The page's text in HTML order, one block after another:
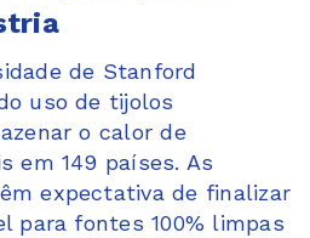
de Stanford
uso de tijolos
o calor de
em 149 países. As
expectativa de finalizar
para fontes 100% limpas